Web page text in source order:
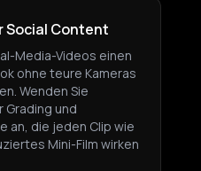
Social Content
Media-Videos einen
ohne teure Kameras
Wenden Sie
und
an, die jeden Clip wie
Mini-Film wirken